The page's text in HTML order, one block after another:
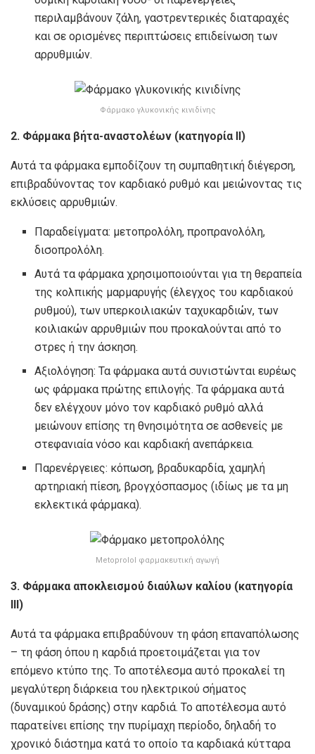
περιλαμβάνουν ζάλη, γαστρεντερικές διαταραχές
και σε ορισμένες περιπτώσεις επιδείνωση των
αρρυθμιών.
Φάρμακο γλυκονικής κινιδίνης
2. Φάρμακα βήτα-αναστολέων (κατηγορία ΙΙ)
Αυτά τα φάρμακα εμποδίζουν τη συμπαθητική διέγερση,
επιβραδύνοντας τον καρδιακό ρυθμό και μειώνοντας τις
εκλύσεις αρρυθμιών.
Παραδείγματα: μετοπρολόλη, προπρανολόλη,
δισοπρολόλη.
Αυτά τα φάρμακα χρησιμοποιούνται για τη θεραπεία
της κολπικής μαρμαρυγής (έλεγχος του καρδιακού
ρυθμού), των υπερκοιλιακών ταχυκαρδιών, των
κοιλιακών αρρυθμιών που προκαλούνται από το
στρες ή την άσκηση.
Αξιολόγηση: Τα φάρμακα αυτά συνιστώνται ευρέως
ως φάρμακα πρώτης επιλογής. Τα φάρμακα αυτά
δεν ελέγχουν μόνο τον καρδιακό ρυθμό αλλά
μειώνουν επίσης τη θνησιμότητα σε ασθενείς με
στεφανιαία νόσο και καρδιακή ανεπάρκεια.
Παρενέργειες: κόπωση, βραδυκαρδία, χαμηλή
αρτηριακή πίεση, βρογχόσπασμος (ιδίως με τα μη
εκλεκτικά φάρμακα).
Metoprolol φαρμακευτική αγωγή
3. Φάρμακα αποκλεισμού διαύλων καλίου (κατηγορία
III)
Αυτά τα φάρμακα επιβραδύνουν τη φάση επαναπόλωσης
– τη φάση όπου η καρδιά προετοιμάζεται για τον
επόμενο κτύπο της. Το αποτέλεσμα αυτό προκαλεί τη
μεγαλύτερη διάρκεια του ηλεκτρικού σήματος
(δυναμικού δράσης) στην καρδιά. Το αποτέλεσμα αυτό
παρατείνει επίσης την πυρίμαχη περίοδο, δηλαδή το
χρονικό διάστημα κατά το οποίο τα καρδιακά κύτταρα